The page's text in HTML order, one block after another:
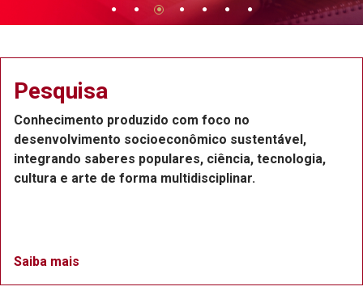
no
sustentável,
tecnologia,
Projetos de extensão na
Recife, com a participação de
funcionários e estudantes, que
ou voluntários.